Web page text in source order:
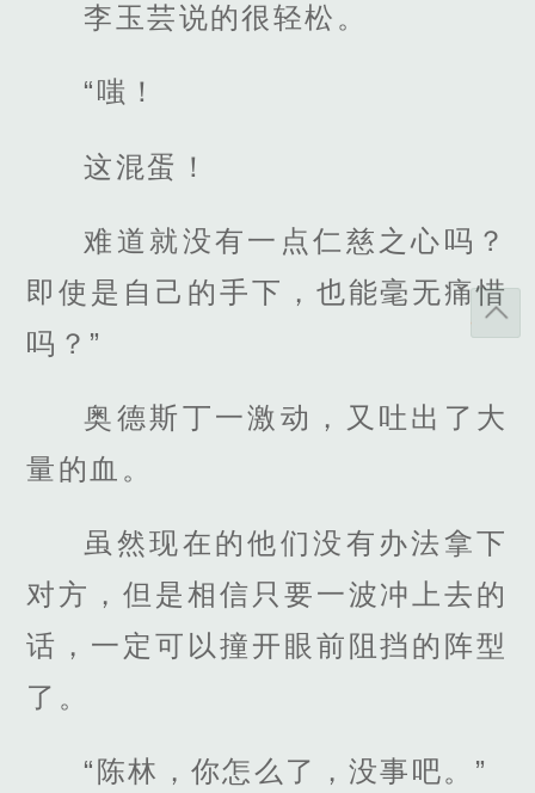
李玉芸说的很轻松。
“嗤！
这混蛋！
难道就没有一点仁慈之心吗？
即使是自己的手下，也能毫无痛惜
吗？”
奥德斯丁一激动，又吐出了大
量的血。
虽然现在的他们没有办法拿下
对方，但是相信只要一波冲上去的
话，一定可以撞开眼前阻挡的阵型
了。
“陈林，你怎么了，没事吧。”